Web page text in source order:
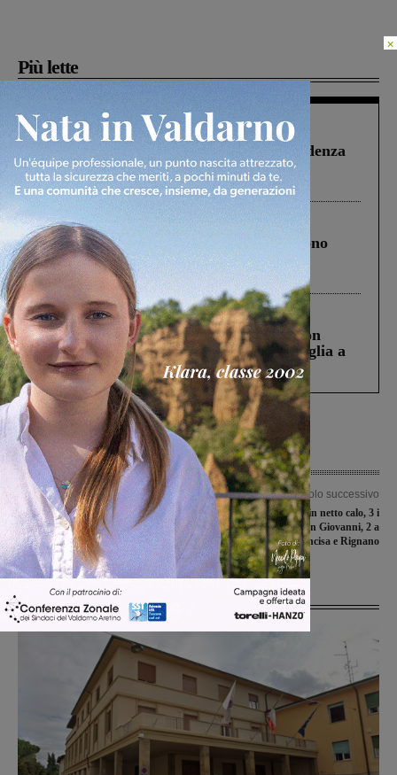
Più lette
Figline Incisa Valdarno 1 Agosto 2026
Piscina di Figline finanziata oltre la scadenza
Pnrr, il gruppo di Fratelli d’Italia: “Un
ringraziamento al Governo”
Cronaca 4 Agosto 2026
Un anno fa la strage in A1 in cui morirono
Gianni, Giulia e Franco. Lo schianto, il
processo, lo stop ai sorpassi fra tir....
Cronaca 3 Agosto 2026
Scomparso da una struttura di Castiglion
Fiorentino l’uomo che aveva ucciso la figlia a
Levane nel 2020
Articolo precedente
La Bruschi Basket San Giovanni si è
imposta sul campo della Alpo Basket
Articolo successivo
Covid-19, numeri in netto calo, 3 i
nuovi casi: 1 a San Giovanni, 2 a
Figline Incisa e Rignano
Ultime Notizie
×